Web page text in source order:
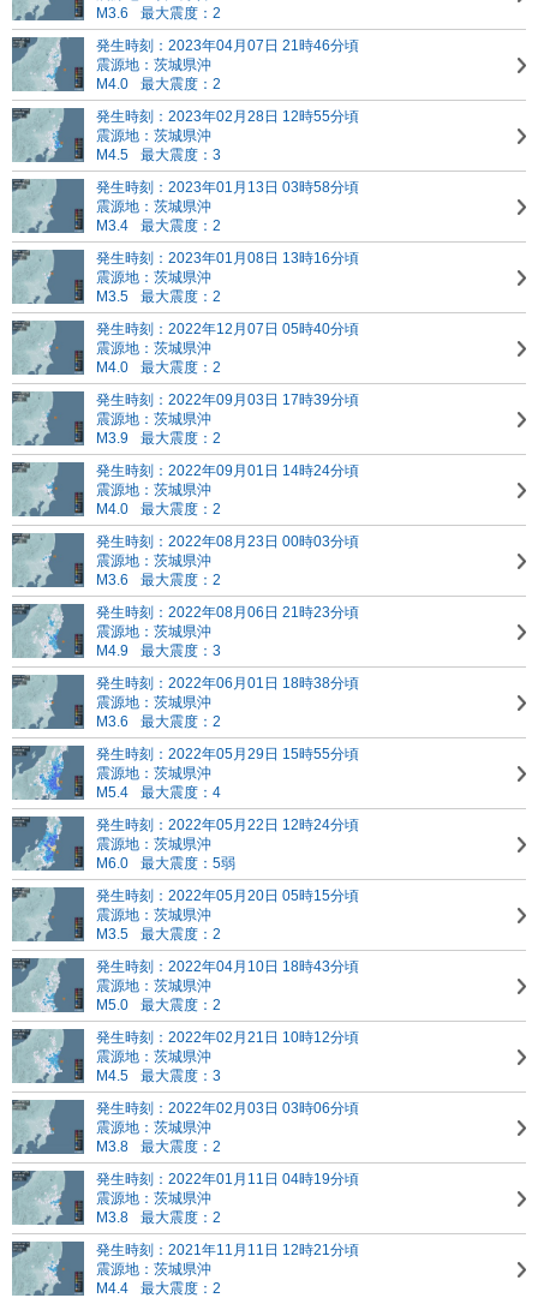
M3.6
最大震度：2
発生時刻：2023年04月07日 21時46分頃
震源地：茨城県沖
M4.0
最大震度：2
発生時刻：2023年02月28日 12時55分頃
震源地：茨城県沖
M4.5
最大震度：3
発生時刻：2023年01月13日 03時58分頃
震源地：茨城県沖
M3.4
最大震度：2
発生時刻：2023年01月08日 13時16分頃
震源地：茨城県沖
M3.5
最大震度：2
発生時刻：2022年12月07日 05時40分頃
震源地：茨城県沖
M4.0
最大震度：2
発生時刻：2022年09月03日 17時39分頃
震源地：茨城県沖
M3.9
最大震度：2
発生時刻：2022年09月01日 14時24分頃
震源地：茨城県沖
M4.0
最大震度：2
発生時刻：2022年08月23日 00時03分頃
震源地：茨城県沖
M3.6
最大震度：2
発生時刻：2022年08月06日 21時23分頃
震源地：茨城県沖
M4.9
最大震度：3
発生時刻：2022年06月01日 18時38分頃
震源地：茨城県沖
M3.6
最大震度：2
発生時刻：2022年05月29日 15時55分頃
震源地：茨城県沖
M5.4
最大震度：4
発生時刻：2022年05月22日 12時24分頃
震源地：茨城県沖
M6.0
最大震度：5弱
発生時刻：2022年05月20日 05時15分頃
震源地：茨城県沖
M3.5
最大震度：2
発生時刻：2022年04月10日 18時43分頃
震源地：茨城県沖
M5.0
最大震度：2
発生時刻：2022年02月21日 10時12分頃
震源地：茨城県沖
M4.5
最大震度：3
発生時刻：2022年02月03日 03時06分頃
震源地：茨城県沖
M3.8
最大震度：2
発生時刻：2022年01月11日 04時19分頃
震源地：茨城県沖
M3.8
最大震度：2
発生時刻：2021年11月11日 12時21分頃
震源地：茨城県沖
M4.4
最大震度：2